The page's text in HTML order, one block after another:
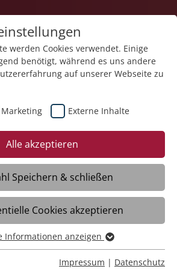
- finden Sie Ihr
Angebot über die
oder den Filter
werden Cookies verwendet. Einige
benötigt, während es uns andere
auf unserer Webseite zu
Marketing Externe Inhalte
Alle akzeptieren
Speichern & schließen
Cookies akzeptieren
werden für grundlegende Funktionen
Informationen anzeigen
Impressum | Datenschutz